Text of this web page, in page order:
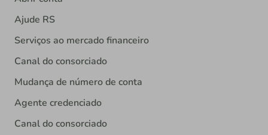
Ajude RS
Serviços ao mercado financeiro
Canal do consorciado
Mudança de número de conta
Agente credenciado
Canal do consorciado